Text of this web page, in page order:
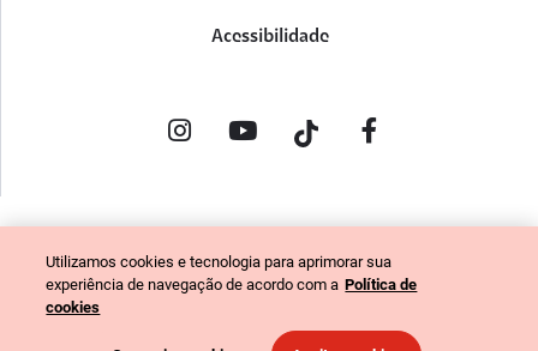
Acessibilidade
PORTAL DE DENÚNCIAS
CÓDIGO DE ÉTICA (COLABORADORES)
Utilizamos cookies e tecnologia para aprimorar sua
experiência de navegação de acordo com a Política de
cookies